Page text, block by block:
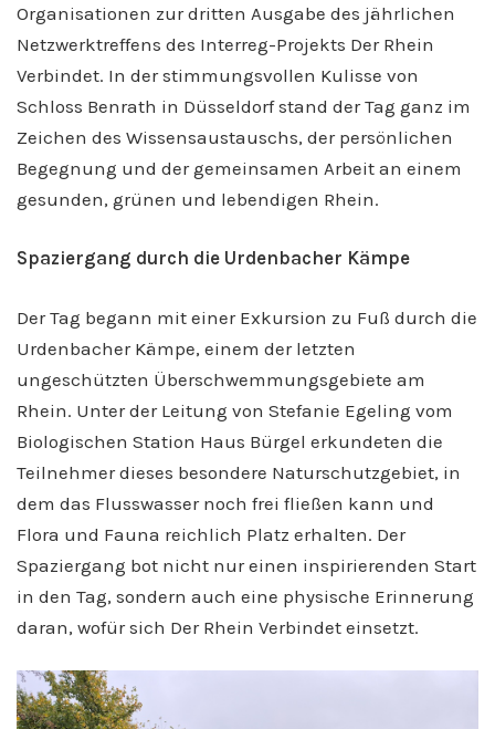
Organisationen zur dritten Ausgabe des jährlichen
Netzwerktreffens des Interreg-Projekts Der Rhein
Verbindet. In der stimmungsvollen Kulisse von
Schloss Benrath in Düsseldorf stand der Tag ganz im
Zeichen des Wissensaustauschs, der persönlichen
Begegnung und der gemeinsamen Arbeit an einem
gesunden, grünen und lebendigen Rhein.
Spaziergang durch die Urdenbacher Kämpe
Der Tag begann mit einer Exkursion zu Fuß durch die
Urdenbacher Kämpe, einem der letzten
ungeschützten Überschwemmungsgebiete am
Rhein. Unter der Leitung von Stefanie Egeling vom
Biologischen Station Haus Bürgel erkundeten die
Teilnehmer dieses besondere Naturschutzgebiet, in
dem das Flusswasser noch frei fließen kann und
Flora und Fauna reichlich Platz erhalten. Der
Spaziergang bot nicht nur einen inspirierenden Start
in den Tag, sondern auch eine physische Erinnerung
daran, wofür sich Der Rhein Verbindet einsetzt.